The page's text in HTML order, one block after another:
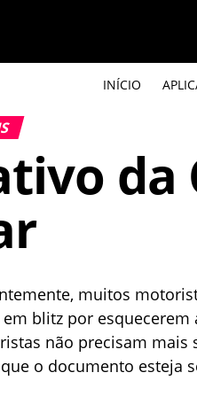
INÍCIO
da
muitos
blitz por esquecerem
não precisam mais
o documento esteja